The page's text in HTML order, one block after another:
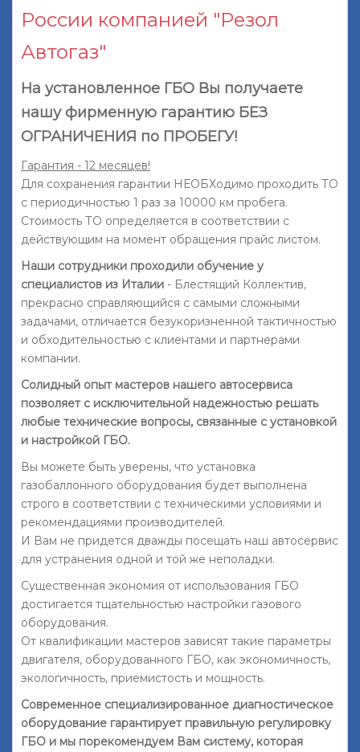
России компанией "Резол
Автогаз"
На установленное ГБО Вы получаете
нашу фирменную гарантию БЕЗ
ОГРАНИЧЕНИЯ по ПРОБЕГУ!
Гарантия - 12 месяцев!
Для сохранения гарантии НЕОБХодимо проходить ТО
с периодичностью 1 раз за 10000 км пробега.
Стоимость ТО определяется в соответствии с
действующим на момент обращения прайс листом.
Наши сотрудники проходили обучение у
специалистов из Италии - Блестящий Коллектив,
прекрасно справляющийся с самыми сложными
задачами, отличается безукоризненной тактичностью
и обходительностью с клиентами и партнерами
компании.
Солидный опыт мастеров нашего автосервиса
позволяет с исключительной надежностью решать
любые технические вопросы, связанные с установкой
и настройкой ГБО.
Вы можете быть уверены, что установка
газобаллонного оборудования будет выполнена
строго в соответствии с техническими условиями и
рекомендациями производителей.
И Вам не придется дважды посещать наш автосервис
для устранения одной и той же неполадки.
Существенная экономия от использования ГБО
достигается тщательностью настройки газового
оборудования.
От квалификации мастеров зависят такие параметры
двигателя, оборудованного ГБО, как экономичность,
экологичность, приемистость и мощность.
Современное специализированное диагностическое
оборудование гарантирует правильную регулировку
ГБО и мы порекомендуем Вам систему, которая